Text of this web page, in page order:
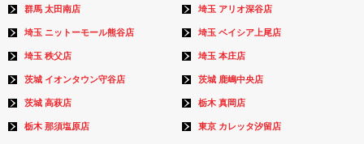
群馬 太田南店 埼玉 アリオ深谷店
埼玉 ニットーモール熊谷店 埼玉 ベイシア上尾店
埼玉 秩父店 埼玉 本庄店
茨城 イオンタウン守谷店 茨城 鹿嶋中央店
茨城 高萩店 栃木 真岡店
栃木 那須塩原店 東京 カレッタ汐留店